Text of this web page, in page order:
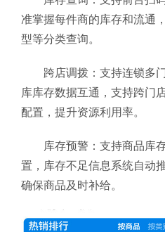
准掌握每件商的库存和流通
型等分类查询。
跨店调拨：支持连锁多
库库存数据互通，支持跨门
配置，提升资源利用率。
库存预警：支持商品库
置，库存不足信息系统自动
确保商品及时补给。